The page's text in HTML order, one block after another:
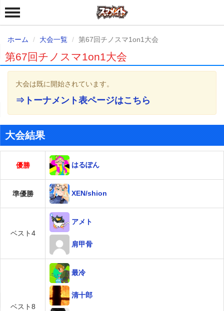
ホーム 大会一覧 第67回チノスマ1on1大会
第67回チノスマ1on1大会
大会は既に開始されています。
⇒トーナメント表ページはこちら
大会結果
優勝 はるぽん
準優勝 XEN/shion
ベスト4
アメト
肩甲骨
ベスト8
最冷
清十郎